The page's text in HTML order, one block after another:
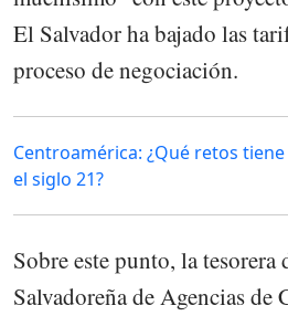
El Salvador ha bajado las
proceso de negociación.
Centroamérica: ¿Qué retos
el siglo 21?
Sobre este punto, la
Salvadoreña de Agencias de